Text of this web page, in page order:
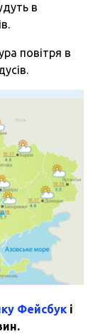
в
повітря в
Фейсбук і